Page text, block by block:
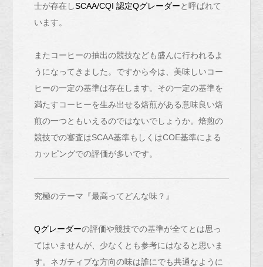
士が存在しSCAA/CQI 認定Qグレーダーと呼ばれて
います。
またコーヒーの抽出の競技なども盛んに行われるよ
うになってきました。ですから今は、美味しいコー
ヒーの一定の基準は存在します。その一定の基準を
満たすコーヒーを生み出せる焙煎がある意味良い焙
煎の一つともいえるのではないでしょうか。焙煎の
競技での審査はSCAA基準もしくはCOE基準による
カッピングでの評価が多いです。
究極のテーマ『最高ってどんな味？』
Qグレーダーの評価や競技での基準が全てとは思っ
てはいませんが、少なくとも参考にはなると思いま
す。ネガティブな方向の味は誰にでも共通なように